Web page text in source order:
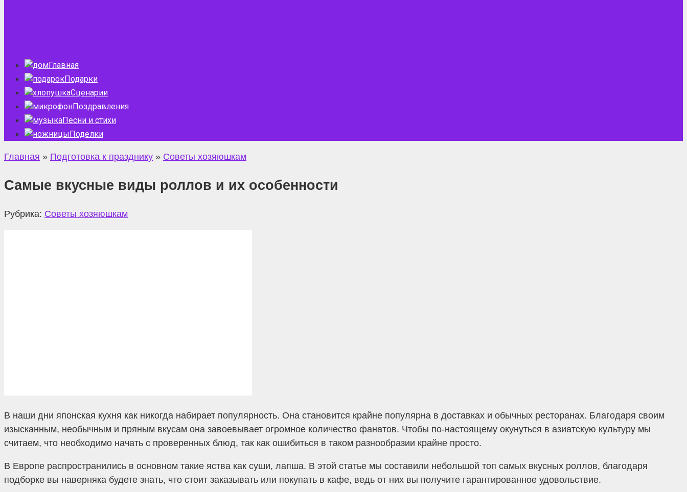
Главная
Подарки
Сценарии
Поздравления
Песни и стихи
Поделки
Главная » Подготовка к празднику » Советы хозяюшкам
Самые вкусные виды роллов и их особенности
Рубрика: Советы хозяюшкам
В наши дни японская кухня как никогда набирает популярность. Она становится крайне популярна в доставках и обычных ресторанах. Благодаря своим
изысканным, необычным и пряным вкусам она завоевывает огромное количество фанатов. Чтобы по-настоящему окунуться в азиатскую культуру мы
считаем, что необходимо начать с проверенных блюд, так как ошибиться в таком разнообразии крайне просто.
В Европе распространились в основном такие яства как суши, лапша. В этой статье мы составили небольшой топ самых вкусных роллов, благодаря
подборке вы наверняка будете знать, что стоит заказывать или покупать в кафе, ведь от них вы получите гарантированное удовольствие.